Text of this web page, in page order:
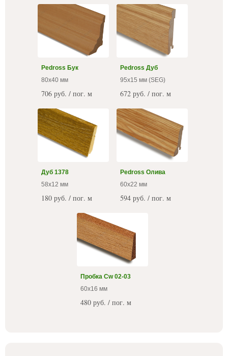
Pedross Бук
80x40 мм
706 руб. / пог. м
Pedross Дуб
95x15 мм (SEG)
672 руб. / пог. м
Дуб 1378
58х12 мм
180 руб. / пог. м
Pedross Олива
60x22 мм
594 руб. / пог. м
Пробка Cw 02-03
60x16 мм
480 руб. / пог. м